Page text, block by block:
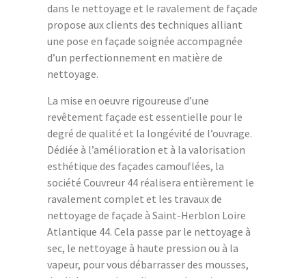
dans le nettoyage et le ravalement de façade
propose aux clients des techniques alliant
une pose en façade soignée accompagnée
d’un perfectionnement en matière de
nettoyage.
La mise en oeuvre rigoureuse d’une
revêtement façade est essentielle pour le
degré de qualité et la longévité de l’ouvrage.
Dédiée à l’amélioration et à la valorisation
esthétique des façades camouflées, la
société Couvreur 44 réalisera entièrement le
ravalement complet et les travaux de
nettoyage de façade à Saint-Herblon Loire
Atlantique 44. Cela passe par le nettoyage à
sec, le nettoyage à haute pression ou à la
vapeur, pour vous débarrasser des mousses,